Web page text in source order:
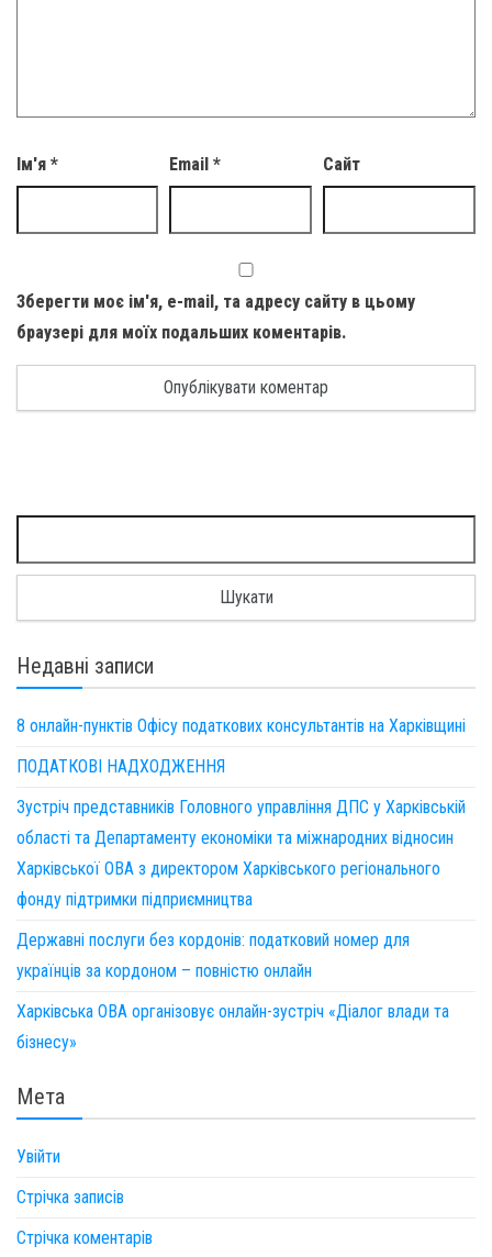
Ім'я * Email* Сайт
Зберегти моє ім'я, e-mail, та адресу сайту в цьому
браузері для моїх подальших коментарів.
Недавні записи
8 онлайн-пунктів Офісу податкових консультантів на Харківщині
ПОДАТКОВІ НАДХОДЖЕННЯ
Зустріч представників Головного управління ДПС у Харківській
області та Департаменту економіки та міжнародних відносин
Харківської ОВА з директором Харківського регіонального
фонду підтримки підприємництва
Державні послуги без кордонів: податковий номер для
українців за кордоном – повністю онлайн
Харківська ОВА організовує онлайн-зустріч «Діалог влади та
бізнесу»
Мета
Увійти
Стрічка записів
Стрічка коментарів